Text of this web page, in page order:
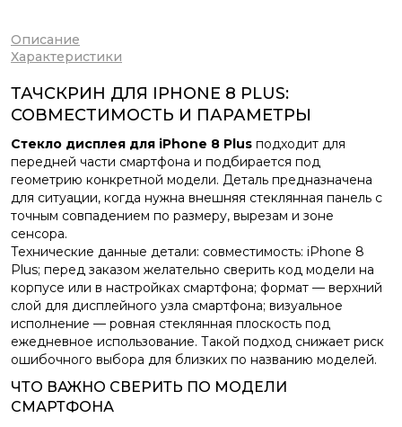
Описание
Характеристики
ТАЧСКРИН ДЛЯ IPHONE 8 PLUS:
СОВМЕСТИМОСТЬ И ПАРАМЕТРЫ
Стекло дисплея для iPhone 8 Plus подходит для
передней части смартфона и подбирается под
геометрию конкретной модели. Деталь предназначена
для ситуации, когда нужна внешняя стеклянная панель с
точным совпадением по размеру, вырезам и зоне
сенсора.
Технические данные детали: совместимость: iPhone 8
Plus; перед заказом желательно сверить код модели на
корпусе или в настройках смартфона; формат — верхний
слой для дисплейного узла смартфона; визуальное
исполнение — ровная стеклянная плоскость под
ежедневное использование. Такой подход снижает риск
ошибочного выбора для близких по названию моделей.
ЧТО ВАЖНО СВЕРИТЬ ПО МОДЕЛИ
СМАРТФОНА